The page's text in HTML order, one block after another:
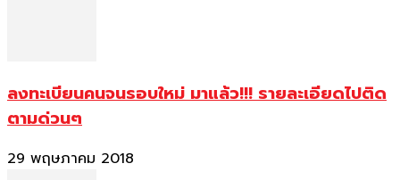
ลงทะเบียนคนจนรอบใหม่ มาแล้ว!!! รายละเอียดไปติด
ตามด่วนๆ
29 พฤษภาคม 2018